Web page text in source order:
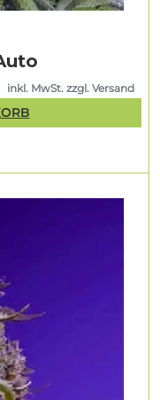
inkl. MwSt. zzgl. Versand